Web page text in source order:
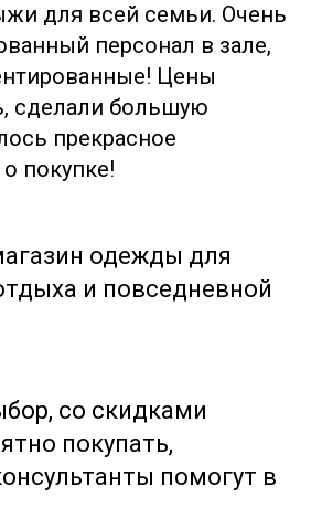
для всей семьи. Очень
персонал в зале,
Цены
сделали большую
прекрасное
покупке!
одежды для
и повседневной
со скидками
покупать,
помогут в